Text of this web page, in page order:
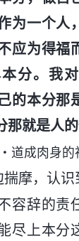
为一个人
应为得福
分。我
的本分那
就是人的
道成肉身
揣摩，认
容辞的责
尽上本分